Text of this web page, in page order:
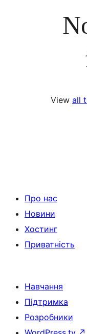
View all
Про нас
Новини
Хостинг
Приватність
Навчання
Підтримка
Розробники